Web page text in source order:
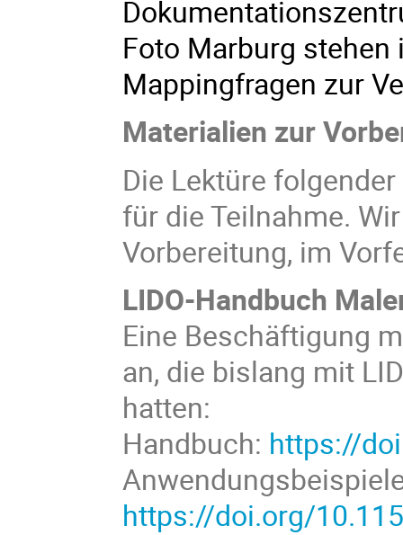
Foto Marburg
Mappingfragen zur
Materialien zur
Die Lektüre
für die Teilnahme.
Vorbereitung, im
LIDO-Handbuch
Eine Beschäftigung
an, die bislang mit
hatten:
Handbuch: https://
https://doi.org/